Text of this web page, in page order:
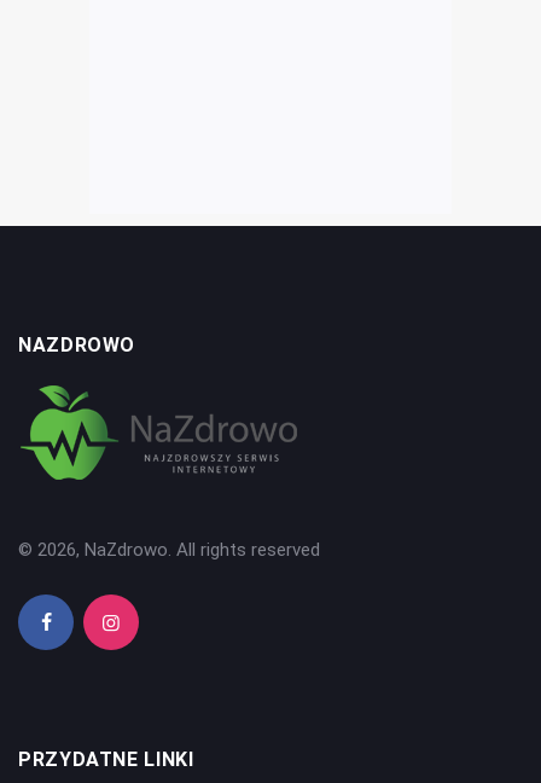
NAZDROWO
© 2026, NaZdrowo. All rights reserved
PRZYDATNE LINKI